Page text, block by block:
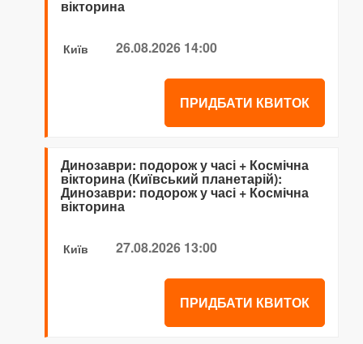
вікторина
Київ 26.08.2026 14:00
ПРИДБАТИ КВИТОК
Динозаври: подорож у часі + Космічна
вікторина (Київський планетарій):
Динозаври: подорож у часі + Космічна
вікторина
Київ 27.08.2026 13:00
ПРИДБАТИ КВИТОК